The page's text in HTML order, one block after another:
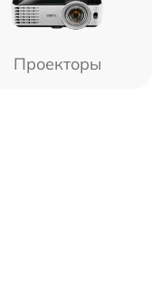
Проекторы